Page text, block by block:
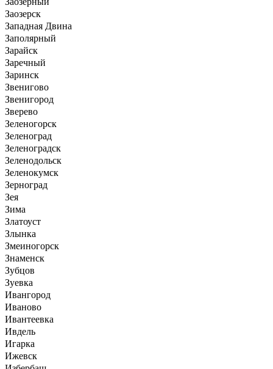
Заозерск
Западная Двина
Заполярный
Зарайск
Заречный
Заринск
Звенигово
Звенигород
Зверево
Зеленогорск
Зеленоград
Зеленоградск
Зеленодольск
Зеленокумск
Зерноград
Зея
Зима
Златоуст
Злынка
Змеиногорск
Знаменск
Зубцов
Зуевка
Ивангород
Иваново
Ивантеевка
Ивдель
Игарка
Ижевск